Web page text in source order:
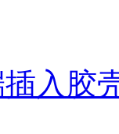
入胶